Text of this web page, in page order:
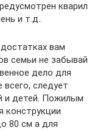
кварил
и т.д..
вам
семьи не забывай
дело для
следует
и детей. Пожилым
конструкции
80 см а для